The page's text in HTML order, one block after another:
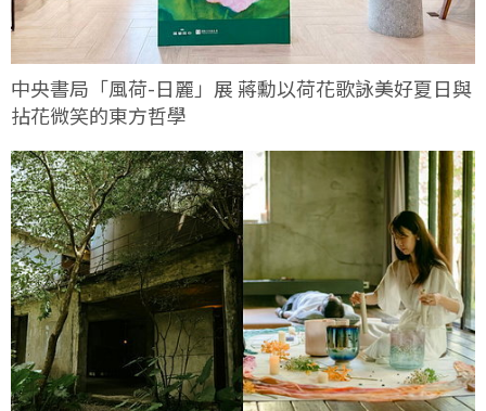
中央書局「風荷-日麗」展 蔣勳以荷花歌詠美好夏日與
拈花微笑的東方哲學